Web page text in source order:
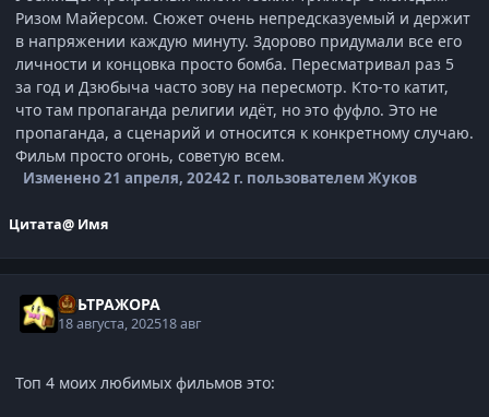
Ризом Майерсом. Сюжет очень непредсказуемый и держит
в напряжении каждую минуту. Здорово придумали все его
личности и концовка просто бомба. Пересматривал раз 5
за год и Дзюбыча часто зову на пересмотр. Кто-то катит,
что там пропаганда религии идёт, но это фуфло. Это не
пропаганда, а сценарий и относится к конкретному случаю.
Фильм просто огонь, советую всем.
Изменено21 апреля, 20242 г. пользователем Жуков
Цитата@ Имя
УЛЬТРАЖОРА
18 августа, 202518 авг
Топ 4 моих любимых фильмов это: